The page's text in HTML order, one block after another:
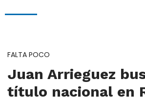
FALTA POCO
Juan Arrieguez
título nacional en